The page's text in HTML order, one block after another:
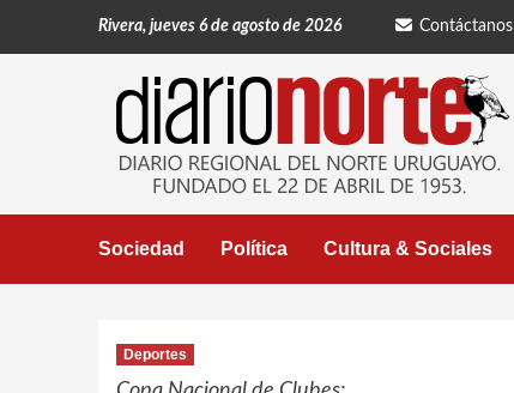
Rivera, jueves 6 de agosto de 2026 Contáctanos
Sociedad Política Cultura & Sociales
Deportes